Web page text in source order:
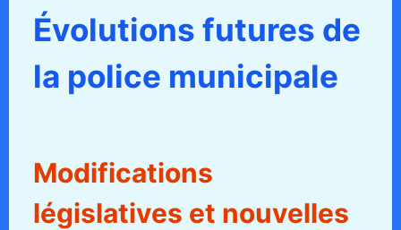
Évolutions futures de
la police municipale
Modifications
législatives et nouvelles